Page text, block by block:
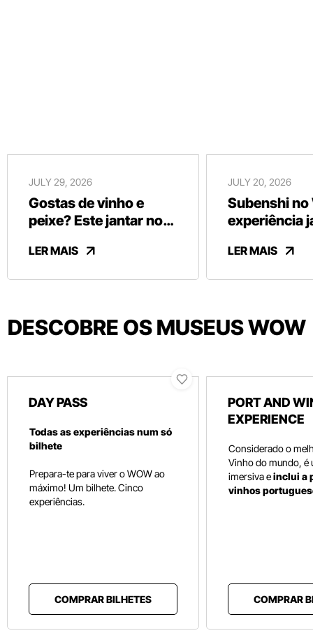
JULY 29, 2026
Gostas de vinho e
peixe? Este jantar no
numa experiência
LER MAIS
JULY 20, 2026
Subenshi no
experiência
descobrir no
LER MAIS
DESCOBRE OS MUSEUS WOW
DAY PASS
Todas as experiências num só
bilhete
Prepara-te para viver o WOW ao
máximo! Um bilhete. Cinco
experiências.
COMPRAR BILHETES
PORT AND
EXPERIENCE
Considerado o
Vinho do mundo, é
imersiva einclui a
vinhos
COMPRAR